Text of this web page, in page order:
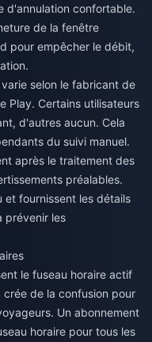
d'annulation confortable.
de la fenêtre
pour empêcher le débit,
selon le fabricant de
Play. Certains utilisateurs
d'autres aucun. Cela
du suivi manuel.
après le traitement des
préalables.
et fournissent les détails
prévenir les
le fuseau horaire actif
crée de la confusion pour
Un abonnement
horaire pour tous les